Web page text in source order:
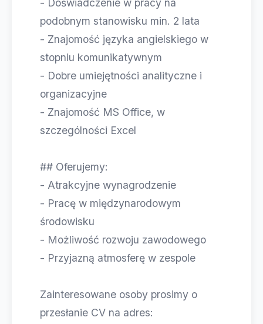
- Doświadczenie w pracy na
podobnym stanowisku min. 2 lata
- Znajomość języka angielskiego w
stopniu komunikatywnym
- Dobre umiejętności analityczne i
organizacyjne
- Znajomość MS Office, w
szczególności Excel
## Oferujemy:
- Atrakcyjne wynagrodzenie
- Pracę w międzynarodowym
środowisku
- Możliwość rozwoju zawodowego
- Przyjazną atmosferę w zespole
Zainteresowane osoby prosimy o
przesłanie CV na adres: